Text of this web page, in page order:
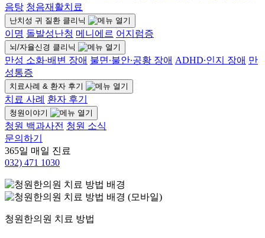
음탕 청음재활치료
난치성 귀 질환 클리닉
이명 돌발성난청 메니에르 어지럼증
뇌/자율신경 클리닉
만성 소화∙배변 장애 불면∙불안∙공황 장애 ADHD∙인지 장애 만
성통증
치료사례 & 환자 후기
치료 사례 환자 후기
청원이야기
청원 백과사전 청원 소식
문의하기
365일 매일 진료
032) 471 1030
청원한의원 치료 방법